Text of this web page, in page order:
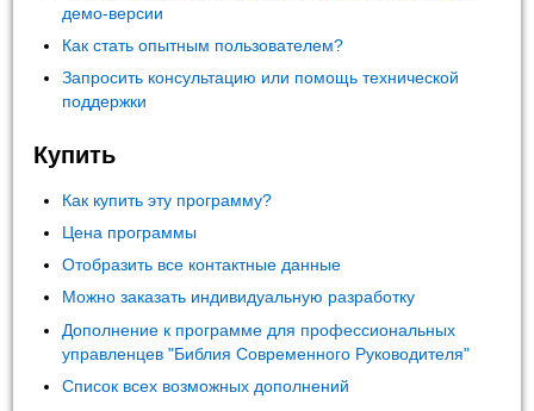
демо-версии
Как стать опытным пользователем?
Запросить консультацию или помощь технической
поддержки
Купить
Как купить эту программу?
Цена программы
Отобразить все контактные данные
Можно заказать индивидуальную разработку
Дополнение к программе для профессиональных
управленцев "Библия Современного Руководителя"
Список всех возможных дополнений